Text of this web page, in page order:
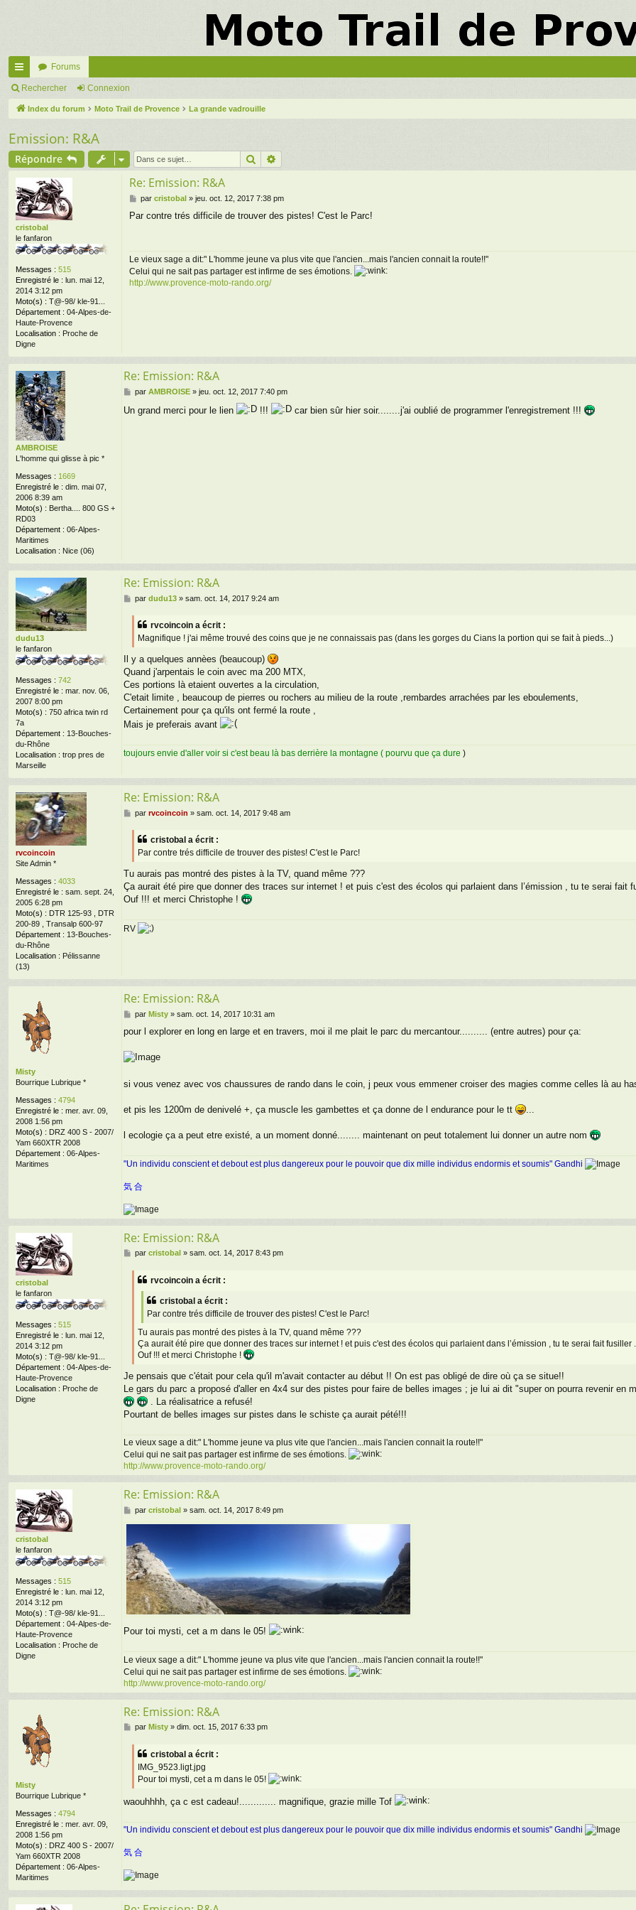
cc
ès
pi
Forums
Rechercher Connexion
Index du forum Moto Trail de Provence La grande vadrouille
Emission: R&A
Répondre Rechercher
cristobal
le fanfaron
Messages : 515
Enregistré le : lun. mai 12,
2014 3:12 pm
Moto(s) : T@-98/ kle-91...
Département : 04-Alpes-de-
Haute-Provence
Localisation : Proche de
Digne
Re: Emission: R&A
M
s
e
par cristobal» jeu. oct. 12, 2017 7:38 pm
Par contre trés difficile de trouver des pistes! C'est le Parc!
Le vieux sage a dit:" L'homme jeune va plus vite que l'ancien...mais l'ancien connait la route!!"
Celui qui ne sait pas partager est infirme de ses émotions.
http://www.provence-moto-rando.org/
AMBROISE
L'homme qui glisse à pic *
Messages : 1669
Enregistré le : dim. mai 07,
2006 8:39 am
Moto(s) : Bertha.... 800 GS +
RD03
Département : 06-Alpes-
Maritimes
Localisation : Nice (06)
Re: Emission: R&A
M
s
par AMBROISE» jeu. oct. 12, 2017 7:40 pm
Un grand merci pour le lien !!! car bien sûr hier soir........j'ai oublié de programmer l'enregistrement !!!
dudu13
le fanfaron
Messages : 742
Enregistré le : mar. nov. 06,
2007 8:00 pm
Moto(s) : 750 africa twin rd
7a
Département : 13-Bouches-
du-Rhône
Localisation : trop pres de
Marseille
Re: Emission: R&A
M
e
par dudu13» sam. oct. 14, 2017 9:24 am
rvcoincoin a écrit :
Magnifique ! j'ai même trouvé des coins que je ne connaissais pas (dans les gorges du Cians la portion qui se fait à pieds...)
Il y a quelques annèes (beaucoup)
Quand j'arpentais le coin avec ma 200 MTX,
Ces portions là etaient ouvertes a la circulation,
C'etait limite , beaucoup de pierres ou rochers au milieu de la route ,rembardes arrachées par les eboulements,
Certainement pour ça qu'ils ont fermé la route ,
Mais je preferais avant
toujours envie d'aller voir si c'est beau là bas derrière la montagne ( pourvu que ça dure )
rvcoincoin
Site Admin *
Messages : 4033
Enregistré le : sam. sept. 24,
2005 6:28 pm
Moto(s) : DTR 125-93 , DTR
200-89 , Transalp 600-97
Département : 13-Bouches-
du-Rhône
Localisation : Pélissanne
(13)
Re: Emission: R&A
M
e
par rvcoincoin » sam. oct. 14, 2017 9:48 am
cristobal a écrit :
Par contre trés difficile de trouver des pistes! C'est le Parc!
Tu aurais pas montré des pistes à la TV, quand même ???
Ça aurait été pire que donner des traces sur internet ! et puis c'est des écolos qui parlaient dans l’émission , tu te serai fait
Ouf !!! et merci Christophe !
RV
Misty
Bourrique Lubrique *
Messages : 4794
Enregistré le : mer. avr. 09,
2008 1:56 pm
Moto(s) : DRZ 400 S - 2007/
Yam 660XTR 2008
Département : 06-Alpes-
Maritimes
Re: Emission: R&A
M
s
a
par Misty» sam. oct. 14, 2017 10:31 am
pour l explorer en long en large et en travers, moi il me plait le parc du mercantour.......... (entre autres) pour ça:
si vous venez avec vos chaussures de rando dans le coin, j peux vous emmener croiser des magies comme celles là au
et pis les 1200m de denivelé +, ça muscle les gambettes et ça donne de l endurance pour le tt ...
l ecologie ça a peut etre existé, a un moment donné........ maintenant on peut totalement lui donner un autre nom
"Un individu conscient et debout est plus dangereux pour le pouvoir que dix mille individus endormis et soumis" Gandhi
気 合
cristobal
le fanfaron
Messages : 515
Enregistré le : lun. mai 12,
2014 3:12 pm
Moto(s) : T@-98/ kle-91...
Département : 04-Alpes-de-
Haute-Provence
Localisation : Proche de
Digne
Re: Emission: R&A
M
par cristobal » sam. oct. 14, 2017 8:43 pm
rvcoincoin a écrit :
cristobal a écrit :
Par contre trés difficile de trouver des pistes! C'est le Parc!
Tu aurais pas montré des pistes à la TV, quand même ???
Ça aurait été pire que donner des traces sur internet ! et puis c'est des écolos qui parlaient dans l’émission , tu te serai fait fusiller ...
Ouf !!! et merci Christophe !
Je pensais que c'était pour cela qu'il m'avait contacter au début !! On est pas obligé de dire où ça se situe!!
Le gars du parc a proposé d'aller en 4x4 sur des pistes pour faire de belles images ; je lui ai dit "super on pourra revenir
. La réalisatrice a refusé!
Pourtant de belles images sur pistes dans le schiste ça aurait pété!!!
Le vieux sage a dit:" L'homme jeune va plus vite que l'ancien...mais l'ancien connait la route!!"
Celui qui ne sait pas partager est infirme de ses émotions.
http://www.provence-moto-rando.org/
cristobal
le fanfaron
Messages : 515
Enregistré le : lun. mai 12,
2014 3:12 pm
Moto(s) : T@-98/ kle-91...
Département : 04-Alpes-de-
Haute-Provence
Localisation : Proche de
Digne
Re: Emission: R&A
M
s
a
g
e
par cristobal» sam. oct. 14, 2017 8:49 pm
Pour toi mysti, cet a m dans le 05!
Le vieux sage a dit:" L'homme jeune va plus vite que l'ancien...mais l'ancien connait la route!!"
Celui qui ne sait pas partager est infirme de ses émotions.
http://www.provence-moto-rando.org/
Misty
Bourrique Lubrique *
Messages : 4794
Enregistré le : mer. avr. 09,
2008 1:56 pm
Moto(s) : DRZ 400 S - 2007/
Yam 660XTR 2008
Département : 06-Alpes-
Maritimes
Re: Emission: R&A
M
e
par Misty» dim. oct. 15, 2017 6:33 pm
cristobal a écrit :
IMG_9523.ligt.jpg
Pour toi mysti, cet a m dans le 05!
waouhhhh, ça c est cadeau!............. magnifique, grazie mille Tof
"Un individu conscient et debout est plus dangereux pour le pouvoir que dix mille individus endormis et soumis" Gandhi
気 合